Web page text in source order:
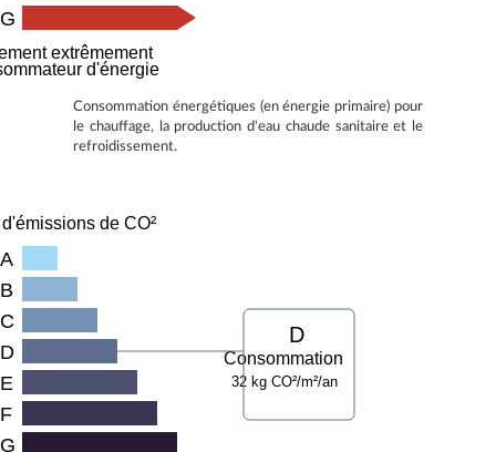
G
extrêmement
d'énergie
Consommation énergétiques (en énergie primaire) pour
le chauffage, la production d'eau chaude sanitaire et le
refroidissement.
de CO²
A
B
C
D
Consommation
32 kg CO²/m²/an
D
E
F
G